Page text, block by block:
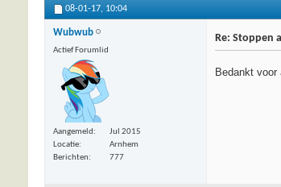
08-01-17, 10:04
Wubwub
Actief Forumlid
Aangemeld
Jul 2015
Locatie
Arnhem
Berichten
777
Re: Stoppen
Bedankt voor